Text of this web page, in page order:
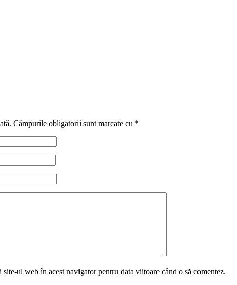
Câmpurile obligatorii sunt marcate cu *
ul web în acest navigator pentru data viitoare când o să comentez.